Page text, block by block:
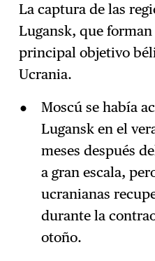
La captura de las
Lugansk, que forman
principal objetivo
Ucrania.
Moscú se había
Lugansk en el
meses después
a gran escala,
ucranianas
durante la
otoño.